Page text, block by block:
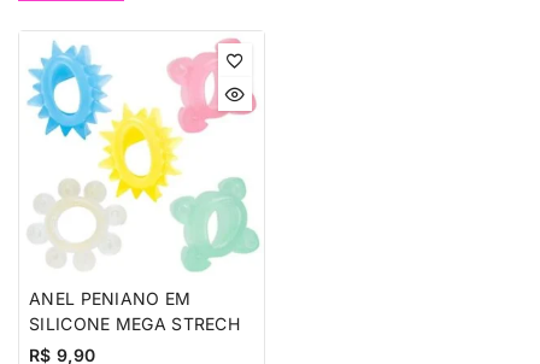
ANEL PENIANO EM
SILICONE MEGA STRECH
R$ 9,90